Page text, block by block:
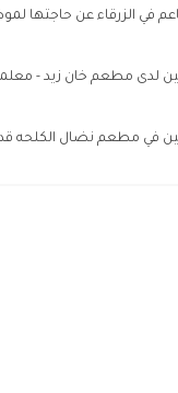
في الزرقاء عن حاجتها
لدى مطعم خان زيد -
في مطعم نضال الكلحه